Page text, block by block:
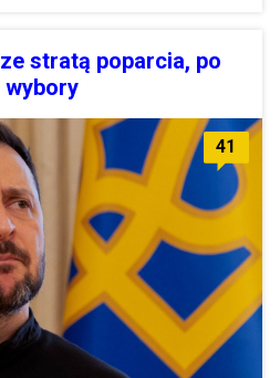
stratą poparcia, po
wybory
41